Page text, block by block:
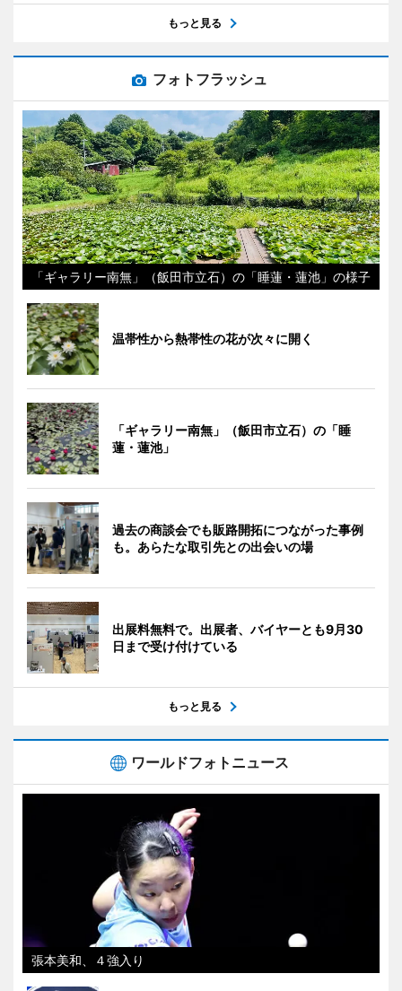
もっと見る
フォトフラッシュ
「ギャラリー南無」（飯田市立石）の「睡蓮・蓮池」の様子
温帯性から熱帯性の花が次々に開く
「ギャラリー南無」（飯田市立石）の「睡
蓮・蓮池」
過去の商談会でも販路開拓につながった事例
も。あらたな取引先との出会いの場
出展料無料で。出展者、バイヤーとも9月30
日まで受け付けている
もっと見る
ワールドフォトニュース
張本美和、４強入り